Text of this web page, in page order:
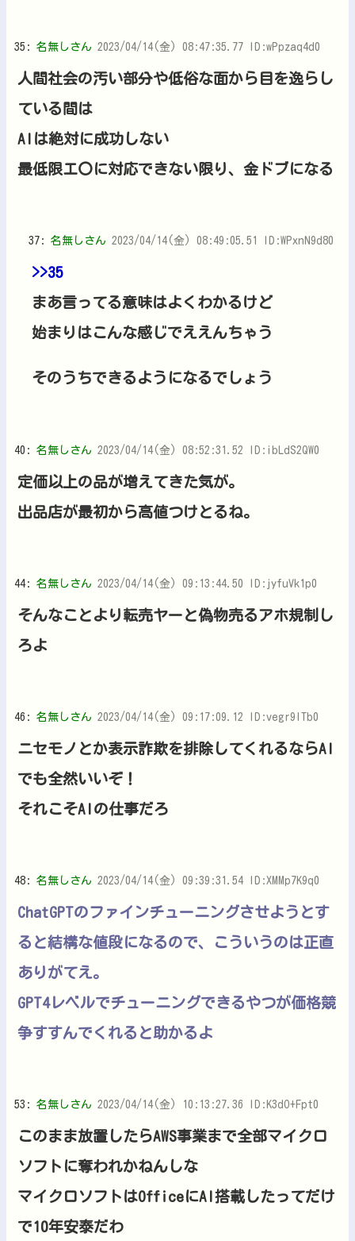
35: 名無しさん 2023/04/14(金) 08:47:35.77 ID:wPpzaq4d0
人間社会の汚い部分や低俗な面から目を逸らし
ている間は
AIは絶対に成功しない
最低限エ〇に対応できない限り、金ドブになる
37: 名無しさん 2023/04/14(金) 08:49:05.51 ID:WPxnN9d80
>>35
まあ言ってる意味はよくわかるけど
始まりはこんな感じでええんちゃう
そのうちできるようになるでしょう
40: 名無しさん 2023/04/14(金) 08:52:31.52 ID:ibLdS2QW0
定価以上の品が増えてきた気が。
出品店が最初から高値つけとるね。
44: 名無しさん 2023/04/14(金) 09:13:44.50 ID:jyfuVk1p0
そんなことより転売ヤーと偽物売るアホ規制し
ろよ
46: 名無しさん 2023/04/14(金) 09:17:09.12 ID:vegr9ITb0
ニセモノとか表示詐欺を排除してくれるならAI
でも全然いいぞ！
それこそAIの仕事だろ
48: 名無しさん 2023/04/14(金) 09:39:31.54 ID:XMMp7K9q0
ChatGPTのファインチューニングさせようとす
ると結構な値段になるので、こういうのは正直
ありがてえ。
GPT4レベルでチューニングできるやつが価格競
争すすんでくれると助かるよ
53: 名無しさん 2023/04/14(金) 10:13:27.36 ID:K3dO+Fpt0
このまま放置したらAWS事業まで全部マイクロ
ソフトに奪われかねんしな
マイクロソフトはOfficeにAI搭載したってだけ
で10年安泰だわ